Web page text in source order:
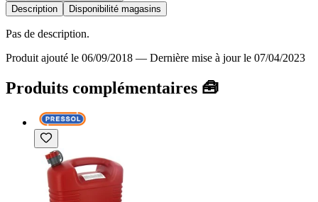
Description
Disponibilité magasins
Pas de description.
Produit ajouté le 06/09/2018 — Dernière mise à jour le 07/04/2023
Produits complémentaires 🧰